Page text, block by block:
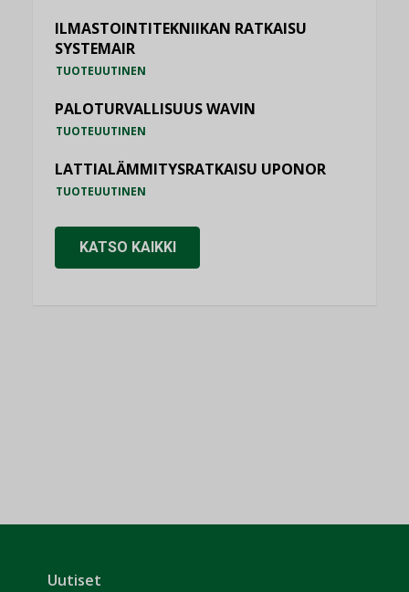
ILMASTOINTITEKNIIKAN RATKAISU
SYSTEMAIR
TUOTEUUTINEN
PALOTURVALLISUUS WAVIN
TUOTEUUTINEN
LATTIALÄMMITYSRATKAISU UPONOR
TUOTEUUTINEN
KATSO KAIKKI
Uutiset